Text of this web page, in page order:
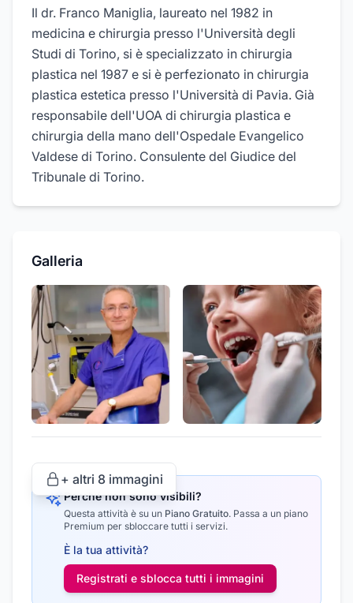
Il dr. Franco Maniglia, laureato nel 1982 in
medicina e chirurgia presso l'Università degli
Studi di Torino, si è specializzato in chirurgia
plastica nel 1987 e si è perfezionato in chirurgia
plastica estetica presso l'Università di Pavia. Già
responsabile dell'UOA di chirurgia plastica e
chirurgia della mano dell'Ospedale Evangelico
Valdese di Torino. Consulente del Giudice del
Tribunale di Torino.
Galleria
+ altri 8 immagini
Perché non sono visibili?
Questa attività è su un Piano Gratuito. Passa a un piano
Premium per sbloccare tutti i servizi.
È la tua attività?
Registrati e sblocca tutti i immagini